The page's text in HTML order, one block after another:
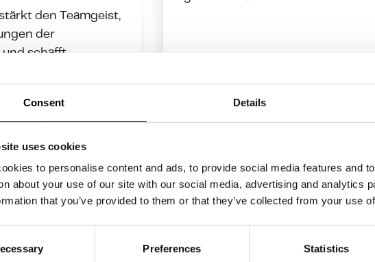
Consent Details
uses cookies
to personalise content and ads, to provide social media features and
about your use of our site with our social media, advertising and analytics
that you’ve provided to them or that they’ve collected from your use
Preferences Statistics
den Teamgeist,
der
schafft...
Planung,Dienstreise
Geschäftsreise
organisieren: So
läuft Ihre